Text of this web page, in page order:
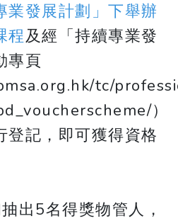
業發展計劃」下舉辦
程及經「持續專業發
專頁
tc/
）
登記，即可獲得資格
出5名得獎物管人，